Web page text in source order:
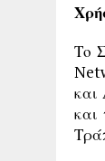
Το
και
και